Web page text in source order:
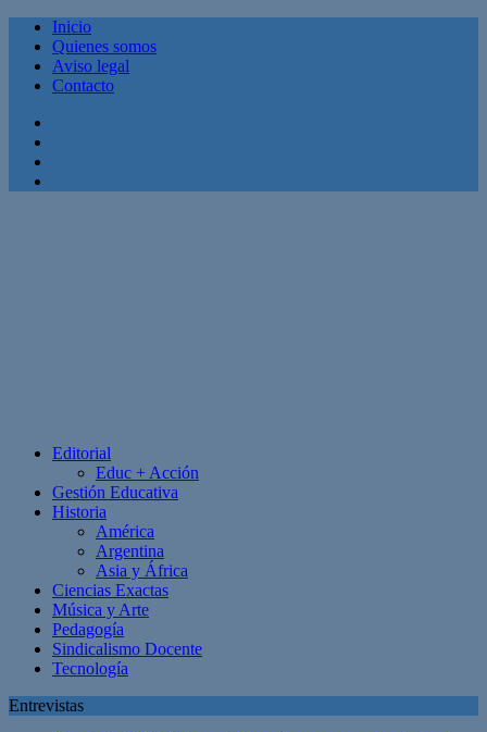
Inicio
Quienes somos
Aviso legal
Contacto
Editorial
Educ + Acción
Gestión Educativa
Historia
América
Argentina
Asia y África
Ciencias Exactas
Música y Arte
Pedagogía
Sindicalismo Docente
Tecnología
Entrevistas